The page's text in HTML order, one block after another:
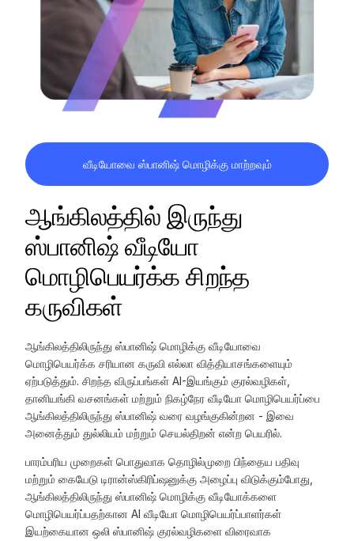
ஆங்கிலத்தில் இருந்து
ஸ்பானிஷ் வீடியோ
மொழிபெயர்க்க சிறந்த
கருவிகள்
ஆங்கிலத்திலிருந்து ஸ்பானிஷ் மொழிக்கு வீடியோவை
மொழிபெயர்க்க சரியான கருவி எல்லா வித்தியாசங்களையும்
ஏற்படுத்தும். சிறந்த விருப்பங்கள் AI-இயங்கும் குரல்வழிகள்,
தானியங்கி வசனங்கள் மற்றும் நிகழ்நேர வீடியோ மொழிபெயர்ப்பை
ஆங்கிலத்திலிருந்து ஸ்பானிஷ் வரை வழங்குகின்றன - இவை
அனைத்தும் துல்லியம் மற்றும் செயல்திறன் என்ற பெயரில்.
பாரம்பரிய முறைகள் பொதுவாக தொழில்முறை பிந்தைய பதிவு
மற்றும் கையேடு டிரான்ஸ்கிரிப்ஷனுக்கு அழைப்பு விடுக்கும்போது,
ஆங்கிலத்திலிருந்து ஸ்பானிஷ் மொழிக்கு வீடியோக்களை
மொழிபெயர்ப்பதற்கான AI வீடியோ மொழிபெயர்ப்பாளர்கள்
இயற்கையான ஒலி ஸ்பானிஷ் குரல்வழிகளை விரைவாக
வீடியோவை ஸ்பானிஷ் மொழிக்கு மாற்றவும்